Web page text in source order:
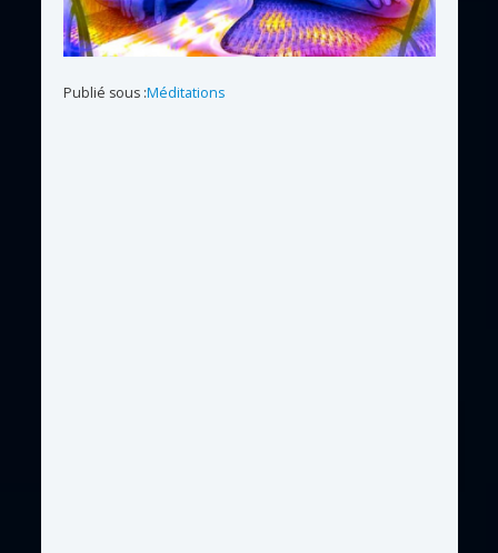
Publié sous :Méditations